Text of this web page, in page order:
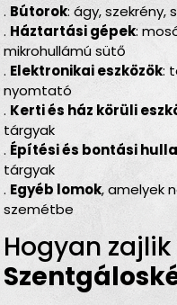
. Bútorok: ágy, szekrény,
. Háztartási gépek:
mikrohullámú sütő
. Elektronikai eszközök:
nyomtató
. Kerti és ház körüli
tárgyak
. Építési és bontási
tárgyak
. Egyéb lomok, amelyek
szemétbe
Hogyan